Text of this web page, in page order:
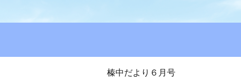
榛中だより６月号